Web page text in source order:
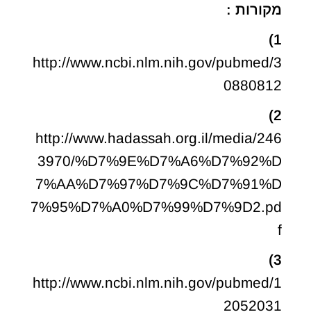
מקורות :
1)
http://www.ncbi.nlm.nih.gov/pubmed/3
0880812
2)
http://www.hadassah.org.il/media/246
3970/%D7%9E%D7%A6%D7%92%D
7%AA%D7%97%D7%9C%D7%91%D
7%95%D7%A0%D7%99%D7%9D2.pd
f
3)
http://www.ncbi.nlm.nih.gov/pubmed/1
2052031